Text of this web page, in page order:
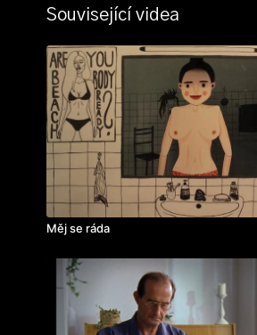
režie, scénář, námět:
Martin Duba
střih:Jindřich Juna
produkce:Martin Štěpánek
hrají: Vida Skalská, Milan Šteindler,
ročník: 2.
cvičení: ateliérové cvičení
rok výroby: 1985
Související videa
Měj se ráda